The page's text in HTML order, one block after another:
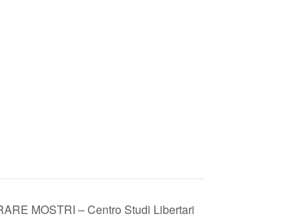
MOSTRI – Centro Studi Libertari